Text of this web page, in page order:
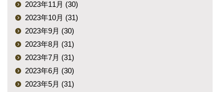
2023年11月 (30)
2023年10月 (31)
2023年9月 (30)
2023年8月 (31)
2023年7月 (31)
2023年6月 (30)
2023年5月 (31)